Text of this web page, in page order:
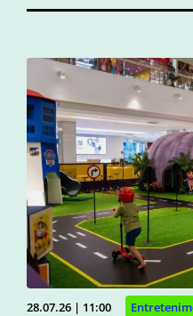
28.07.26 | 11:00